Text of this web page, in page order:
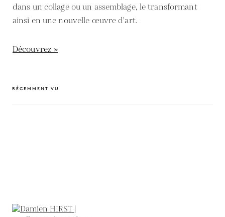
dans un collage ou un assemblage, le transformant
ainsi en une nouvelle œuvre d'art.
Découvrez »
RÉCEMMENT VU